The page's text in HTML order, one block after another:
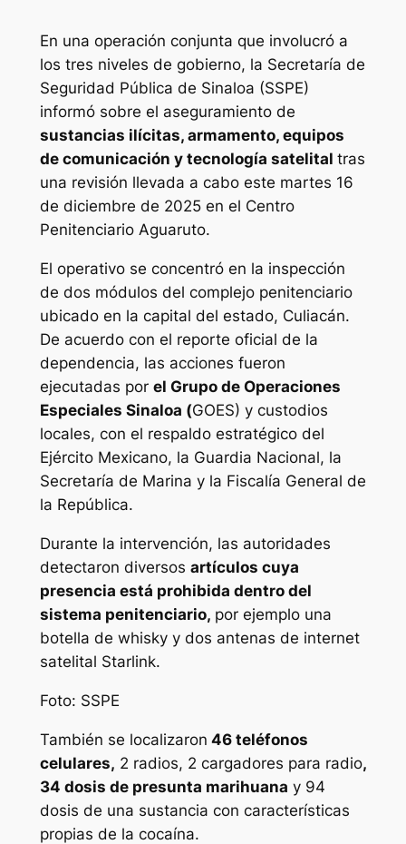
En una operación conjunta que involucró a
los tres niveles de gobierno, la Secretaría de
Seguridad Pública de Sinaloa (SSPE)
informó sobre el aseguramiento de
sustancias ilícitas, armamento, equipos
de comunicación y tecnología satelital tras
una revisión llevada a cabo este martes 16
de diciembre de 2025 en el Centro
Penitenciario Aguaruto.
El operativo se concentró en la inspección
de dos módulos del complejo penitenciario
ubicado en la capital del estado, Culiacán.
De acuerdo con el reporte oficial de la
dependencia, las acciones fueron
ejecutadas por el Grupo de Operaciones
Especiales Sinaloa (GOES) y custodios
locales, con el respaldo estratégico del
Ejército Mexicano, la Guardia Nacional, la
Secretaría de Marina y la Fiscalía General de
la República.
Durante la intervención, las autoridades
detectaron diversos artículos cuya
presencia está prohibida dentro del
sistema penitenciario, por ejemplo una
botella de whisky y dos antenas de internet
satelital Starlink.
Foto: SSPE
También se localizaron 46 teléfonos
celulares, 2 radios, 2 cargadores para radio,
34 dosis de presunta marihuana y 94
dosis de una sustancia con características
propias de la cocaína.